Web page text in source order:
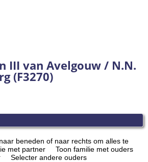
III van Avelgouw / N.N.
(F3270)
beneden of naar rechts om alles te
met partner
Toon familie met ouders
Selecter andere ouders